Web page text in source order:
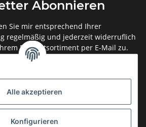
Alle akzeptieren
Konfigurieren
Abonnieren
Sie mir entsprechend Ihrer
regelmäßig und jederzeit widerruflich
Produktsortiment per E-Mail zu.